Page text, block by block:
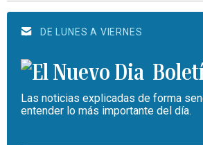
DE LUNES A VIERNES
Las noticias explicadas de forma
entender lo más importante del día.